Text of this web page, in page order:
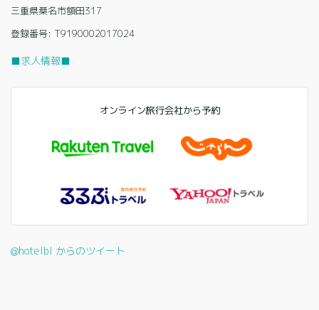
三重県桑名市額田317
登録番号: T9190002017024
■求人情報■
オンライン旅行会社から予約
@hotelbl からのツイート